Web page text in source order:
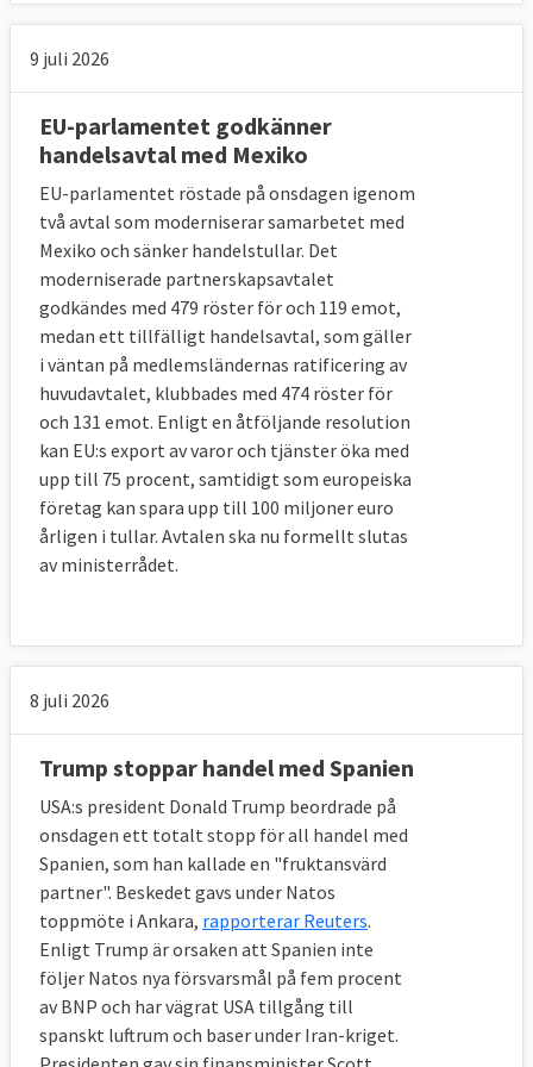
9. Ökar eller minskar protektionismen i
världen?
Protektionismen ökar.
Historiskt har större ekonomiska kriser
följts av protektionistiska åtgärder som
hämmar handeln i syfte att skydda den egna
industrin. Det skedde bland annat under den
Före finanskrisen 2008 fanns det en samsyn
bland G20-länderna att undvika tullar och
andra skyddsåtgärder. Under krisåren fram
till idag har dock de protektionistiska
åtgärderna där länder vill skydda den egna
industrin ökatenligt en rapport från
handelsmyndigheten Kommerskollegium
Även EU och medlemsländerna, som
framställer sig som förkämpar för öppen
och fri handel, har infört betydligt fler
protektionistiska åtgärder än liberaliserande
9 juli 2026
EU-parlamentet godkänner
handelsavtal med Mexiko
EU-parlamentet röstade på onsdagen igenom
två avtal som moderniserar samarbetet med
Mexiko och sänker handelstullar. Det
moderniserade partnerskapsavtalet
godkändes med 479 röster för och 119 emot,
medan ett tillfälligt handelsavtal, som gäller
i väntan på medlemsländernas ratificering av
huvudavtalet, klubbades med 474 röster för
och 131 emot. Enligt en åtföljande resolution
kan EU:s export av varor och tjänster öka med
upp till 75 procent, samtidigt som europeiska
företag kan spara upp till 100 miljoner euro
årligen i tullar. Avtalen ska nu formellt slutas
av ministerrådet.
8 juli 2026
Trump stoppar handel med Spanien
USA:s president Donald Trump beordrade på
onsdagen ett totalt stopp för all handel med
Spanien, som han kallade en "fruktansvärd
partner". Beskedet gavs under Natos
toppmöte i Ankara, rapporterar Reuters.
Enligt Trump är orsaken att Spanien inte
följer Natos nya försvarsmål på fem procent
av BNP och har vägrat USA tillgång till
spanskt luftrum och baser under Iran-kriget.